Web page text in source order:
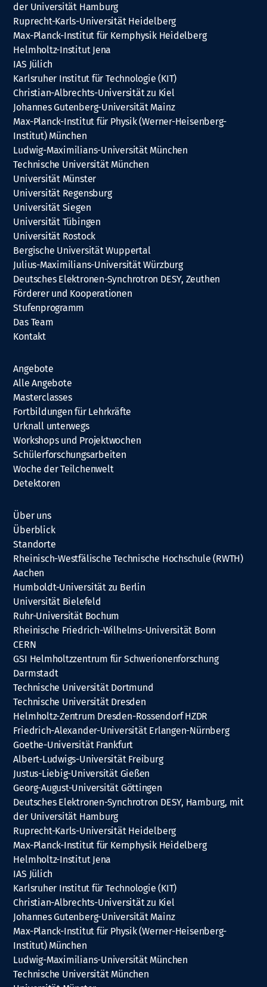
der Universität Hamburg
Ruprecht-Karls-Universität Heidelberg
Max-Planck-Institut für Kernphysik Heidelberg
Helmholtz-Institut Jena
IAS Jülich
Karlsruher Institut für Technologie (KIT)
Christian-Albrechts-Universität zu Kiel
Johannes Gutenberg-Universität Mainz
Max-Planck-Institut für Physik (Werner-Heisenberg-
Institut) München
Ludwig-Maximilians-Universität München
Technische Universität München
Universität Münster
Universität Regensburg
Universität Siegen
Universität Tübingen
Universität Rostock
Bergische Universität Wuppertal
Julius-Maximilians-Universität Würzburg
Deutsches Elektronen-Synchrotron DESY, Zeuthen
Förderer und Kooperationen
Stufenprogramm
Das Team
Kontakt
Angebote
Alle Angebote
Masterclasses
Fortbildungen für Lehrkräfte
Urknall unterwegs
Workshops und Projektwochen
Schülerforschungsarbeiten
Woche der Teilchenwelt
Detektoren
Über uns
Überblick
Standorte
Rheinisch-Westfälische Technische Hochschule (RWTH)
Aachen
Humboldt-Universität zu Berlin
Universität Bielefeld
Ruhr-Universität Bochum
Rheinische Friedrich-Wilhelms-Universität Bonn
CERN
GSI Helmholtzzentrum für Schwerionenforschung
Darmstadt
Technische Universität Dortmund
Technische Universität Dresden
Helmholtz-Zentrum Dresden-Rossendorf HZDR
Friedrich-Alexander-Universität Erlangen-Nürnberg
Goethe-Universität Frankfurt
Albert-Ludwigs-Universität Freiburg
Justus-Liebig-Universität Gießen
Georg-August-Universität Göttingen
Deutsches Elektronen-Synchrotron DESY, Hamburg, mit
der Universität Hamburg
Ruprecht-Karls-Universität Heidelberg
Max-Planck-Institut für Kernphysik Heidelberg
Helmholtz-Institut Jena
IAS Jülich
Karlsruher Institut für Technologie (KIT)
Christian-Albrechts-Universität zu Kiel
Johannes Gutenberg-Universität Mainz
Max-Planck-Institut für Physik (Werner-Heisenberg-
Institut) München
Ludwig-Maximilians-Universität München
Technische Universität München